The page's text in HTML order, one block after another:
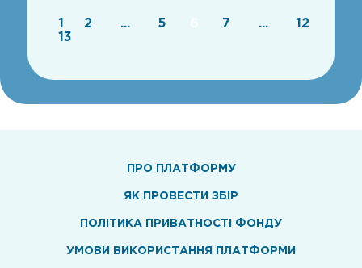
1 2 ... 5 7 ...
12
13
ПРО ПЛАТФОРМУ
ЯК ПРОВЕСТИ ЗБІР
ПОЛІТИКА ПРИВАТНОСТІ ФОНДУ
УМОВИ ВИКОРИСТАННЯ ПЛАТФОРМИ